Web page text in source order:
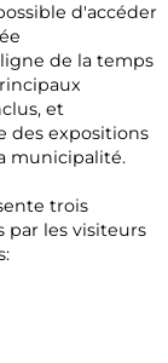
d'accéder
de la temps
et
des expositions
municipalité.
trois
par les visiteurs